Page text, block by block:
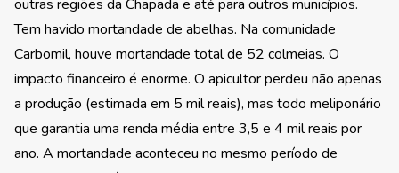
outras regiões da Chapada e até para outros municípios.
Tem havido mortandade de abelhas. Na comunidade
Carbomil, houve mortandade total de 52 colmeias. O
impacto financeiro é enorme. O apicultor perdeu não apenas
a produção (estimada em 5 mil reais), mas todo meliponário
que garantia uma renda média entre 3,5 e 4 mil reais por
ano. A mortandade aconteceu no mesmo período de